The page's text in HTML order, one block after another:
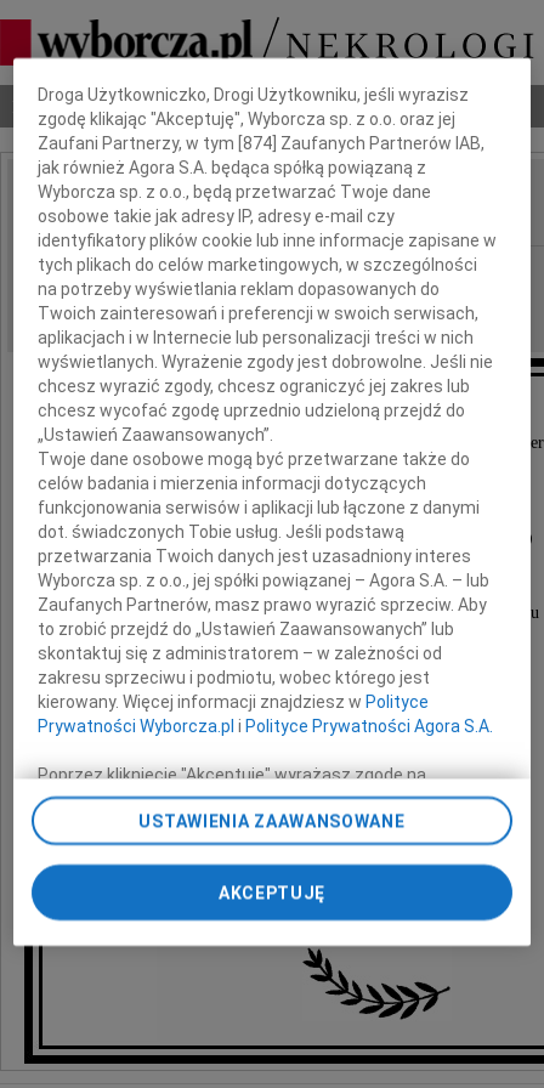
Nekrologi Odeszli Poradnik pogrzebowy
IMIĘ I NAZWISKO: Jacek Sieniawski
REGION: Rzeszów
DATA EMISJI: 04.11.2011
Z głębokim żalem przyjęliśmy wiadomość o
Jacka Sieniawskiego
sędziego Sądu Rejonowego w stanie spoczynku
Rodzinie i Najbliższym
składamy wyrazy szczerego współczucia
Sądu Okręgowego w Krośnie
Dbamy o Twoją prywatność
Droga Użytkowniczko, Drogi Użytkowniku, jeśli wyrazisz
zgodę klikając "Akceptuję", Wyborcza sp. z o.o. oraz jej
Zaufani Partnerzy, w tym [874 ] Zaufanych Partnerów IAB,
jak również Agora S.A. będąca spółką powiązaną z
Wyborcza sp. z o.o., będą przetwarzać Twoje dane
osobowe takie jak adresy IP, adresy e-mail czy
identyfikatory plików cookie lub inne informacje zapisane w
tych plikach do celów marketingowych, w szczególności
na potrzeby wyświetlania reklam dopasowanych do
Twoich zainteresowań i preferencji w swoich serwisach,
aplikacjach i w Internecie lub personalizacji treści w nich
wyświetlanych. Wyrażenie zgody jest dobrowolne. Jeśli nie
chcesz wyrazić zgody, chcesz ograniczyć jej zakres lub
chcesz wycofać zgodę uprzednio udzieloną przejdź do
„Ustawień Zaawansowanych”.
Twoje dane osobowe mogą być przetwarzane także do
celów badania i mierzenia informacji dotyczących
funkcjonowania serwisów i aplikacji lub łączone z danymi
dot. świadczonych Tobie usług. Jeśli podstawą
przetwarzania Twoich danych jest uzasadniony interes
Wyborcza sp. z o.o., jej spółki powiązanej – Agora S.A. – lub
Zaufanych Partnerów, masz prawo wyrazić sprzeciw. Aby
to zrobić przejdź do „Ustawień Zaawansowanych” lub
skontaktuj się z administratorem – w zależności od
zakresu sprzeciwu i podmiotu, wobec którego jest
kierowany. Więcej informacji znajdziesz w Polityce
Prywatności Wyborcza.pl i Polityce Prywatności Agora S.A.
Poprzez kliknięcie "Akceptuję" wyrażasz zgodę na
zainstalowanie i przechowywanie plików typu cookie
Wyborczej sp. z o. o. jej Zaufanych Partnerów i Agora S.A.
na Twoim urządzeniu końcowym. Możesz też w każdej
chwili zmienić swoje preferencje dot. plików cookie,
ponownie wywołując narzędzie do zarządzania Twoimi
preferencjami dot. przetwarzania danych poprzez
odnośnik „Ustawienia prywatności” w stopce serwisu i
przechodząc do sekcji „Ustawienia zaawansowane”.
Zmiana ustawień plików cookie możliwa jest także za
My, nasi Zaufani Partnerzy i Agora S.A. możemy
USTAWIENIA ZAAWANSOWANE
AKCEPTUJĘ